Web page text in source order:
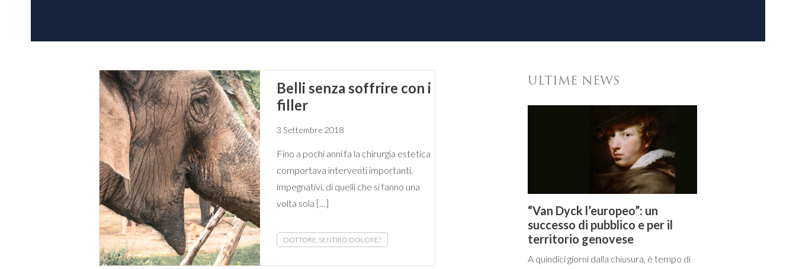
Belli senza soffrire con i
filler
3 Settembre 2018
Fino a pochi anni fa la chirurgia estetica
comportava interventi importanti,
impegnativi, di quelli che si fanno una
volta sola […]
DOTTORE, SENTIRÒ DOLORE?
ULTIME NEWS
“Van Dyck l’europeo”: un
successo di pubblico e per il
territorio genovese
A quindici giorni dalla chiusura, è tempo di